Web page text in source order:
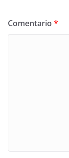
Comentario *